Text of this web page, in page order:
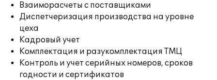
Взаиморасчеты с поставщиками
Диспетчеризация производства на уровне
цеха
Кадровый учет
Комплектация и разукомплектация ТМЦ
Контроль и учет серийных номеров, сроков
годности и сертификатов